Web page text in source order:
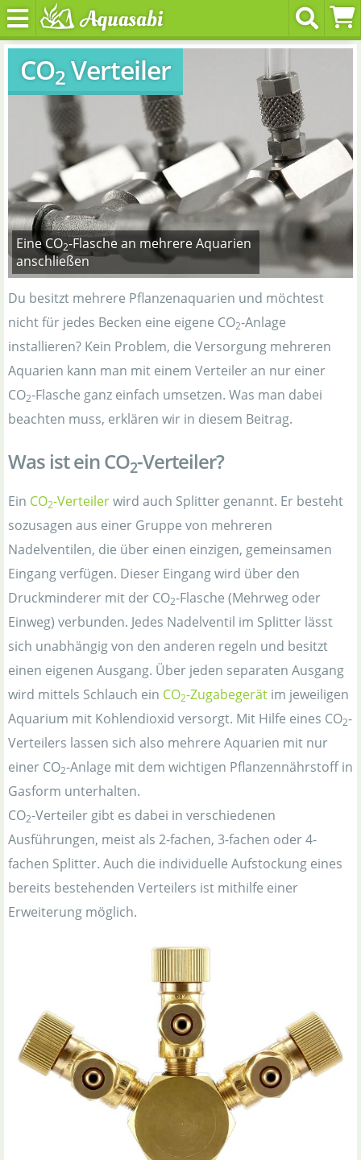
CO2 Verteiler
Eine CO2-Flasche an mehrere Aquarien
anschließen
Du besitzt mehrere Pflanzenaquarien und möchtest
nicht für jedes Becken eine eigene CO2-Anlage
installieren? Kein Problem, die Versorgung mehreren
Aquarien kann man mit einem Verteiler an nur einer
CO2-Flasche ganz einfach umsetzen. Was man dabei
beachten muss, erklären wir in diesem Beitrag.
Was ist ein CO2-Verteiler?
Ein CO2-Verteilerwird auch Splitter genannt. Er besteht
sozusagen aus einer Gruppe von mehreren
Nadelventilen, die über einen einzigen, gemeinsamen
Eingang verfügen. Dieser Eingang wird über den
Druckminderer mit der CO2-Flasche (Mehrweg oder
Einweg) verbunden. Jedes Nadelventil im Splitter lässt
sich unabhängig von den anderen regeln und besitzt
einen eigenen Ausgang. Über jeden separaten Ausgang
wird mittels Schlauch ein CO2-Zugabegerät im jeweiligen
Aquarium mit Kohlendioxid versorgt. Mit Hilfe eines CO2-
Verteilers lassen sich also mehrere Aquarien mit nur
einer CO2-Anlage mit dem wichtigen Pflanzennährstoff in
Gasform unterhalten.
CO2-Verteiler gibt es dabei in verschiedenen
Ausführungen, meist als 2-fachen, 3-fachen oder 4-
fachen Splitter. Auch die individuelle Aufstockung eines
bereits bestehenden Verteilers ist mithilfe einer
Erweiterung möglich.